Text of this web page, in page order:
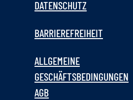
DATENSCHUTZ
BARRIEREFREIHEIT
ALLGEMEINE
GESCHÄFTSBEDINGUNGEN
AGB